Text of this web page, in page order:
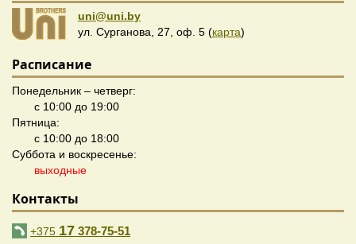
uni@uni.by
ул. Сурганова, 27, оф. 5 (карта)
Расписание
Понедельник – четверг:
с 10:00 до 19:00
Пятница:
с 10:00 до 18:00
Суббота и воскресенье:
выходные
Контакты
+375 17 378-75-51